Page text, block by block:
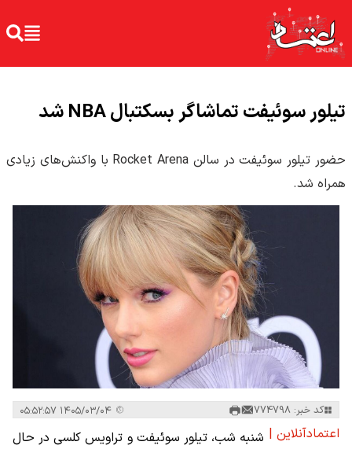
تیلور سوئیفت تماشاگر بسکتبال NBA شد
حضور تیلور سوئیفت در سالن Rocket Arena با واکنش‌های زیادی
همراه شد.
کد خبر: 774798
اعتمادآنلاین | شنبه شب، تیلور سوئیفت و تراویس کلسی در حال